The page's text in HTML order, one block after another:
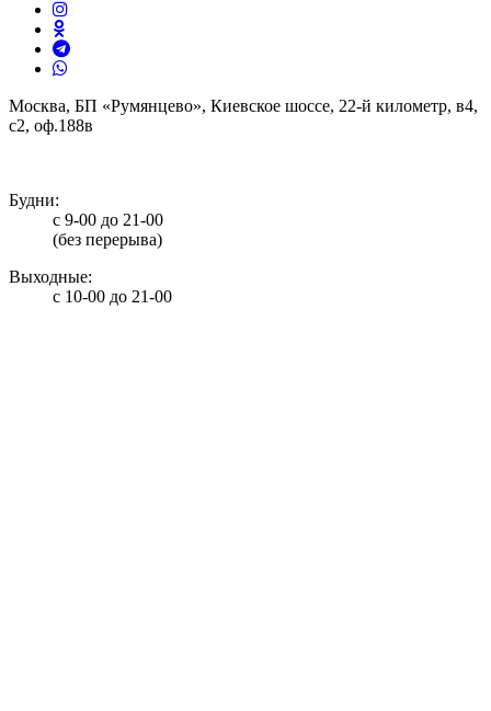
Москва, БП «Румянцево», Киевское шоссе, 22-й километр, в4,
с2, оф.188в
Будни:
с 9-00 до 21-00
(без перерыва)
Выходные:
с 10-00 до 21-00